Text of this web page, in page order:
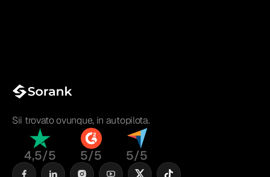
Sii trovato ovunque, in autopilota.
4,5/5 5/5 5/5